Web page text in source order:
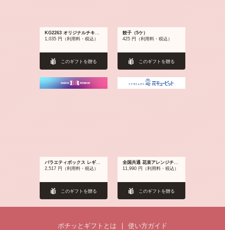
KG2263 オリジナルチキン2ピースセット
1,035 円（利用料・税込）
このギフトを贈る
餃子（5ケ）
425 円（利用料・税込）
このギフトを贈る
バラエティボックス レギュラーサイズ6個入り券
2,517 円（利用料・税込）
このギフトを贈る
全国共通 花束アレンジチケット 11,000円
11,990 円（利用料・税込）
このギフトを贈る
ポチッとギフトとは 使い方ガイド